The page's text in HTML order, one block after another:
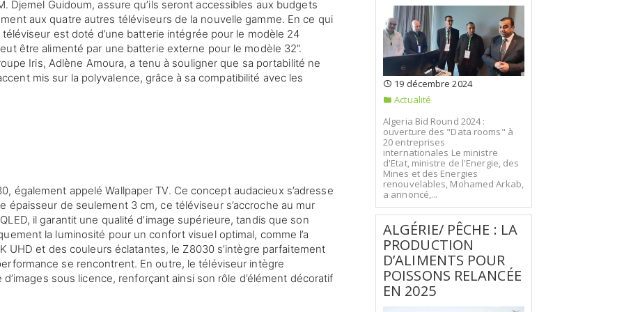
Djemel Guidoum, assure qu’ils seront accessibles aux budgets
aux quatre autres téléviseurs de la nouvelle gamme. En ce qui
est doté d’une batterie intégrée pour le modèle 24
être alimenté par une batterie externe pour le modèle 32”.
Iris, Adlène Amoura, a tenu à souligner que sa portabilité ne
mis sur la polyvalence, grâce à sa compatibilité avec les
également appelé Wallpaper TV. Ce concept audacieux s’adresse
épaisseur de seulement 3 cm, ce téléviseur s’accroche au mur
il garantit une qualité d’image supérieure, tandis que son
la luminosité pour un confort visuel optimal, comme l’a
UHD et des couleurs éclatantes, le Z8030 s’intègre parfaitement
se rencontrent. En outre, le téléviseur intègre
sous licence, renforçant ainsi son rôle d’élément décoratif
19 décembre 2024
Actualité
Algeria Bid Round 2024 :
ouverture des "Data rooms" à
20 entreprises
internationales Le ministre
d'Etat, ministre de l'Energie, des
Mines et des Energies
renouvelables, Mohamed Arkab,
a annoncé,...
ALGÉRIE/ PÊCHE : LA
PRODUCTION
D’ALIMENTS POUR
POISSONS RELANCÉE
EN 2025